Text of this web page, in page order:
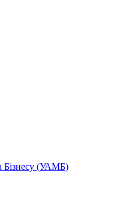
Бізнесу (УАМБ)